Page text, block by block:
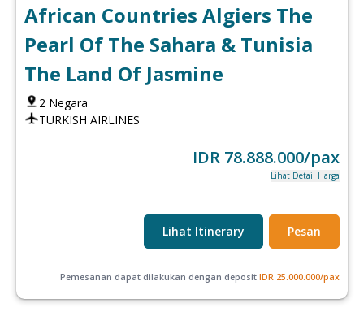
African Countries Algiers The
Pearl Of The Sahara & Tunisia
The Land Of Jasmine
2 Negara
TURKISH AIRLINES
IDR 78.888.000/pax
Lihat Detail Harga
Lihat Itinerary Pesan
Pemesanan dapat dilakukan dengan deposit IDR 25.000.000/pax